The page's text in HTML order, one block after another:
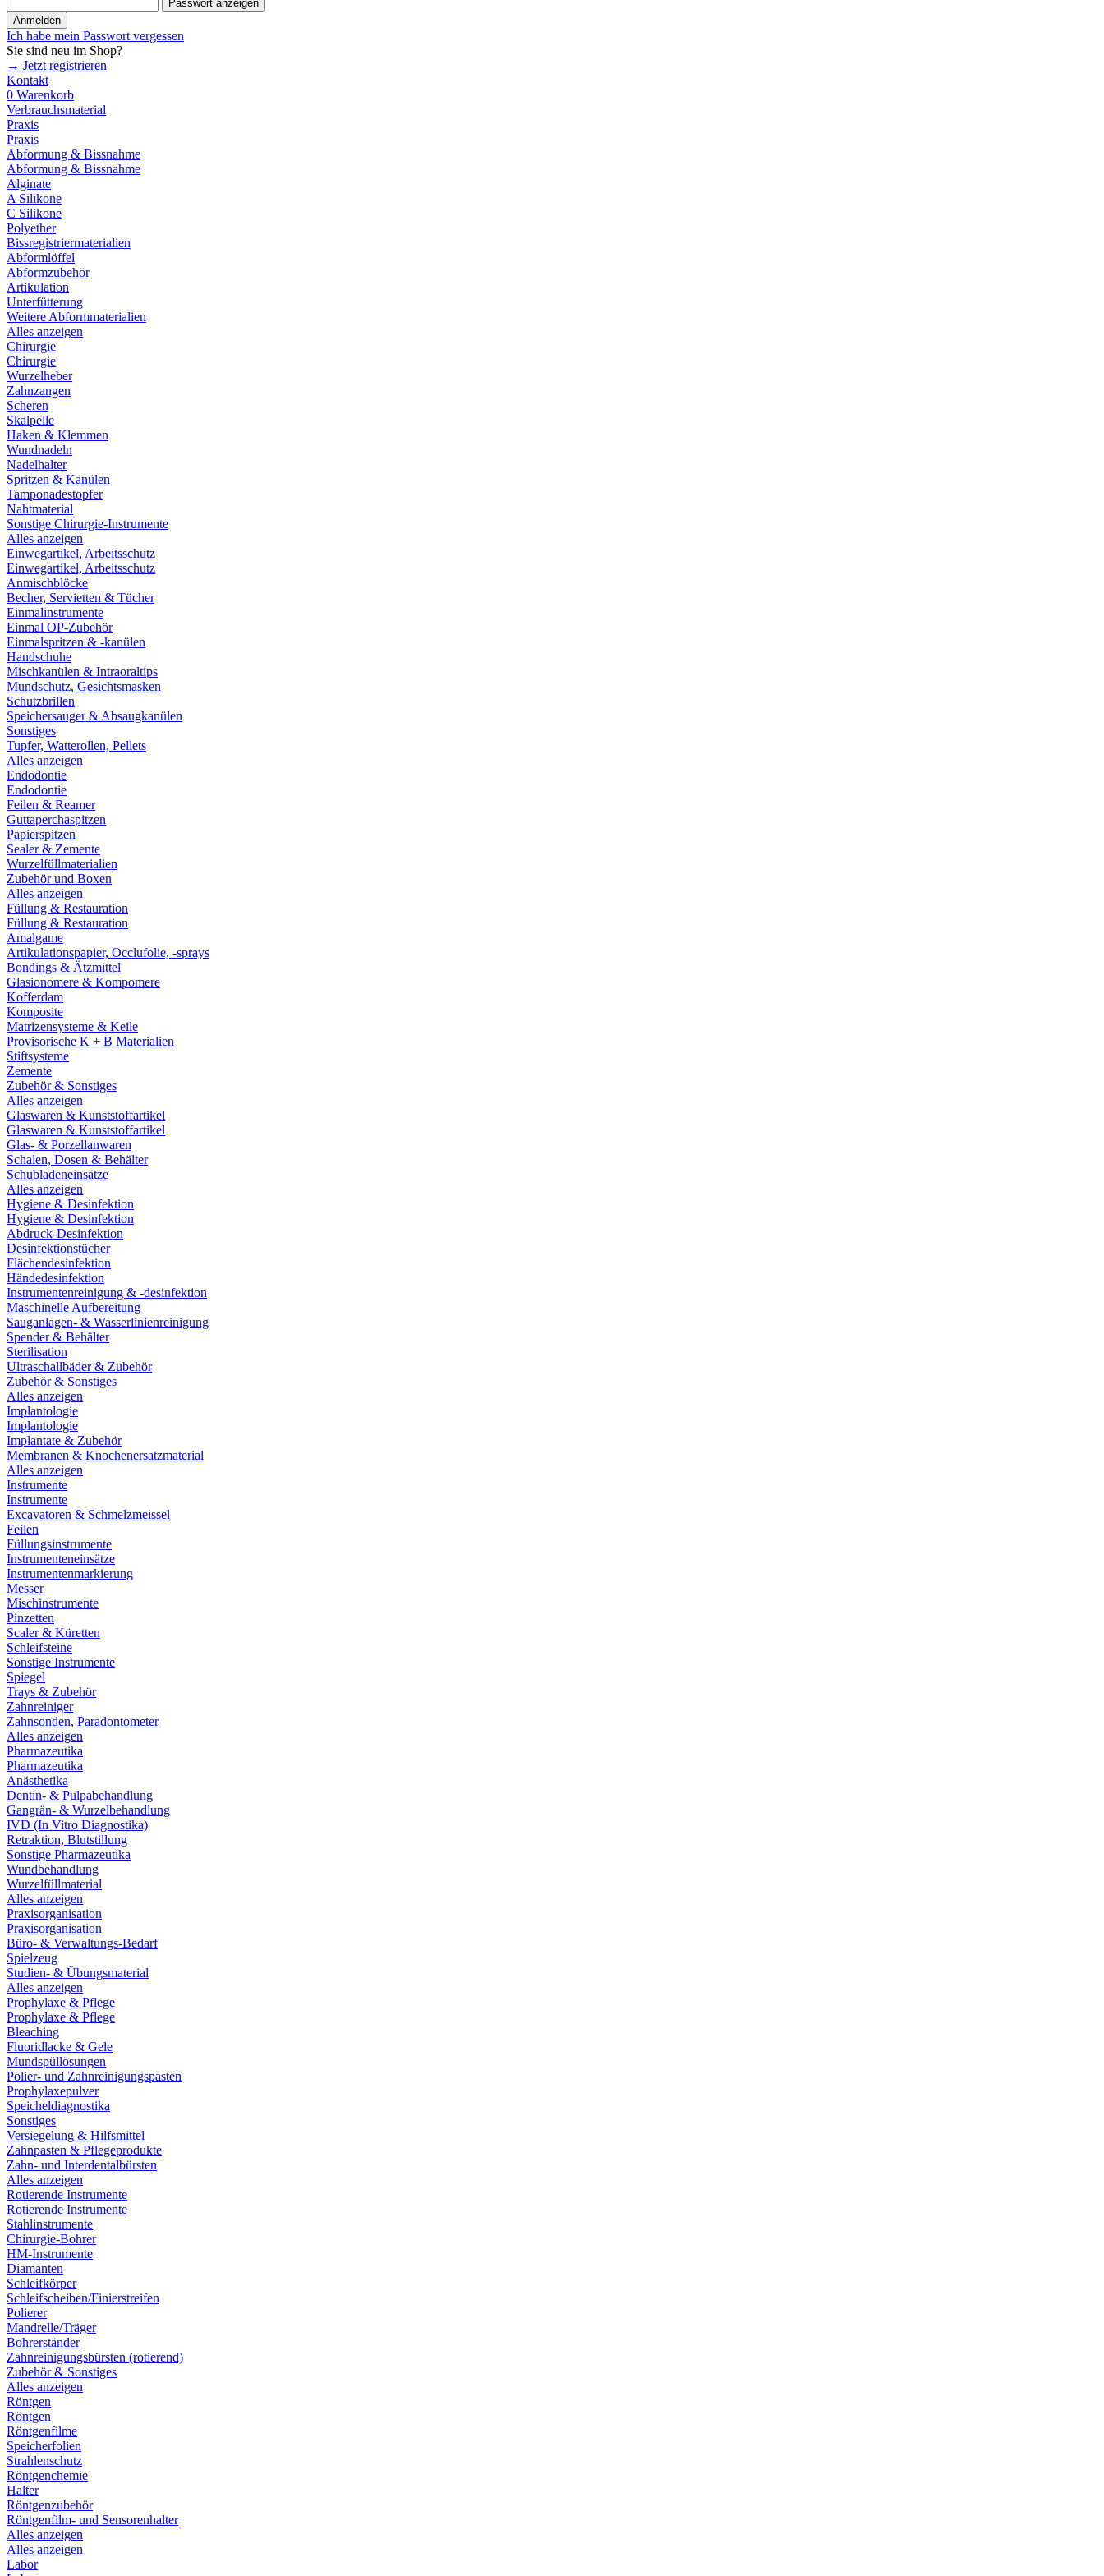
Passwort anzeigen
Anmelden
Ich habe mein Passwort vergessen
Sie sind neu im Shop?
→ Jetzt registrieren
Kontakt
0 Warenkorb
Verbrauchsmaterial
Praxis
Praxis
Abformung & Bissnahme
Abformung & Bissnahme
Alginate
A Silikone
C Silikone
Polyether
Bissregistriermaterialien
Abformlöffel
Abformzubehör
Artikulation
Unterfütterung
Weitere Abformmaterialien
Alles anzeigen
Chirurgie
Chirurgie
Wurzelheber
Zahnzangen
Scheren
Skalpelle
Haken & Klemmen
Wundnadeln
Nadelhalter
Spritzen & Kanülen
Tamponadestopfer
Nahtmaterial
Sonstige Chirurgie-Instrumente
Alles anzeigen
Einwegartikel, Arbeitsschutz
Einwegartikel, Arbeitsschutz
Anmischblöcke
Becher, Servietten & Tücher
Einmalinstrumente
Einmal OP-Zubehör
Einmalspritzen & -kanülen
Handschuhe
Mischkanülen & Intraoraltips
Mundschutz, Gesichtsmasken
Schutzbrillen
Speichersauger & Absaugkanülen
Sonstiges
Tupfer, Watterollen, Pellets
Alles anzeigen
Endodontie
Endodontie
Feilen & Reamer
Guttaperchaspitzen
Papierspitzen
Sealer & Zemente
Wurzelfüllmaterialien
Zubehör und Boxen
Alles anzeigen
Füllung & Restauration
Füllung & Restauration
Amalgame
Artikulationspapier, Occlufolie, -sprays
Bondings & Ätzmittel
Glasionomere & Kompomere
Kofferdam
Komposite
Matrizensysteme & Keile
Provisorische K + B Materialien
Stiftsysteme
Zemente
Zubehör & Sonstiges
Alles anzeigen
Glaswaren & Kunststoffartikel
Glaswaren & Kunststoffartikel
Glas- & Porzellanwaren
Schalen, Dosen & Behälter
Schubladeneinsätze
Alles anzeigen
Hygiene & Desinfektion
Hygiene & Desinfektion
Abdruck-Desinfektion
Desinfektionstücher
Flächendesinfektion
Händedesinfektion
Instrumentenreinigung & -desinfektion
Maschinelle Aufbereitung
Sauganlagen- & Wasserlinienreinigung
Spender & Behälter
Sterilisation
Ultraschallbäder & Zubehör
Zubehör & Sonstiges
Alles anzeigen
Implantologie
Implantologie
Implantate & Zubehör
Membranen & Knochenersatzmaterial
Alles anzeigen
Instrumente
Instrumente
Excavatoren & Schmelzmeissel
Feilen
Füllungsinstrumente
Instrumenteneinsätze
Instrumentenmarkierung
Messer
Mischinstrumente
Pinzetten
Scaler & Küretten
Schleifsteine
Sonstige Instrumente
Spiegel
Trays & Zubehör
Zahnreiniger
Zahnsonden, Paradontometer
Alles anzeigen
Pharmazeutika
Pharmazeutika
Anästhetika
Dentin- & Pulpabehandlung
Gangrän- & Wurzelbehandlung
IVD (In Vitro Diagnostika)
Retraktion, Blutstillung
Sonstige Pharmazeutika
Wundbehandlung
Wurzelfüllmaterial
Alles anzeigen
Praxisorganisation
Praxisorganisation
Büro- & Verwaltungs-Bedarf
Spielzeug
Studien- & Übungsmaterial
Alles anzeigen
Prophylaxe & Pflege
Prophylaxe & Pflege
Bleaching
Fluoridlacke & Gele
Mundspüllösungen
Polier- und Zahnreinigungspasten
Prophylaxepulver
Speicheldiagnostika
Sonstiges
Versiegelung & Hilfsmittel
Zahnpasten & Pflegeprodukte
Zahn- und Interdentalbürsten
Alles anzeigen
Rotierende Instrumente
Rotierende Instrumente
Stahlinstrumente
Chirurgie-Bohrer
HM-Instrumente
Diamanten
Schleifkörper
Schleifscheiben/Finierstreifen
Polierer
Mandrelle/Träger
Bohrerständer
Zahnreinigungsbürsten (rotierend)
Zubehör & Sonstiges
Alles anzeigen
Röntgen
Röntgen
Röntgenfilme
Speicherfolien
Strahlenschutz
Röntgenchemie
Halter
Röntgenzubehör
Röntgenfilm- und Sensorenhalter
Alles anzeigen
Alles anzeigen
Labor